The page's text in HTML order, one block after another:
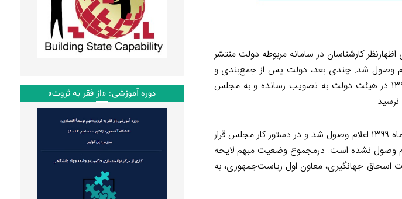
كارشناسان در سامانه مربوطه دولت منتشر
اقدام دولت، طرحی با موضوع مشابه توسط نمایندگان مجلس در اسفندماه ۱۳۹۷ اعلام وصول شد. چندی بعد، دولت پس از جمع‌بندی و
را در آبان ماه ۱۳۹۸ در هیئت دولت به تصویب رسانده و به مجلس
پس از آغاز به كار مجلس یازدهم طرح قبلی بدون هیچ‌گونه تغییری در قالب ۳ فصل و ۲۷ ماده، در تیرماه ۱۳۹۹ اعلام وصول شد و در دستور كار مجلس قرار
وصول نشده است. درمجموع وضعیت مبهم لایحه
اسحاق جهانگیری، معاون اول ریاست‌جمهوری، به
دوره آموزشی: «از فقر به ثروت»